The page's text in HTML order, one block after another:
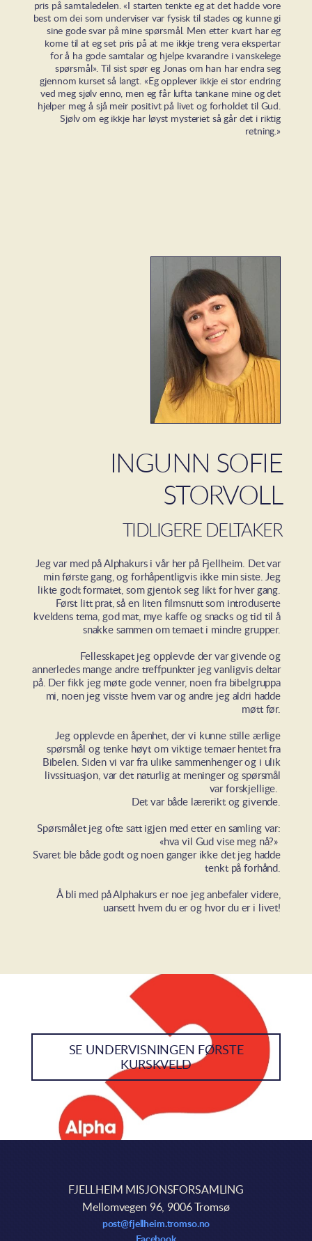
pris på samtaledelen. «I starten tenkte eg at det hadde vore
best om dei som underviser var fysisk til stades og kunne gi
sine gode svar på mine spørsmål. Men etter kvart har eg
kome til at eg set pris på at me ikkje treng vera ekspertar
for å ha gode samtalar og hjelpe kvarandre i vanskelege
spørsmål». Til sist spør eg Jonas om han har endra seg
gjennom kurset så langt. «Eg opplever ikkje ei stor endring
ved meg sjølv enno, men eg får lufta tankane mine og det
hjelper meg å sjå meir positivt på livet og forholdet til Gud.
Sjølv om eg ikkje har løyst mysteriet så går det i riktig
retning.»
INGUNN SOFIE
STORVOLL
TIDLIGERE DELTAKER
Jeg var med på Alphakurs i vår her på Fjellheim. Det var
min første gang, og forhåpentligvis ikke min siste. Jeg
likte godt formatet, som gjentok seg likt for hver gang.
Først litt prat, så en liten filmsnutt som introduserte
kveldens tema, god mat, mye kaffe og snacks og tid til å
snakke sammen om temaet i mindre grupper.
Fellesskapet jeg opplevde der var givende og
annerledes mange andre treffpunkter jeg vanligvis deltar
på. Der fikk jeg møte gode venner, noen fra bibelgruppa
mi, noen jeg visste hvem var og andre jeg aldri hadde
møtt før.
Jeg opplevde en åpenhet, der vi kunne stille ærlige
spørsmål og tenke høyt om viktige temaer hentet fra
Bibelen. Siden vi var fra ulike sammenhenger og i ulik
livssituasjon, var det naturlig at meninger og spørsmål
var forskjellige.
Det var både lærerikt og givende.
Spørsmålet jeg ofte satt igjen med etter en samling var:
«hva vil Gud vise meg nå?»
Svaret ble både godt og noen ganger ikke det jeg hadde
tenkt på forhånd.
Å bli med på Alphakurs er noe jeg anbefaler videre,
uansett hvem du er og hvor du er i livet!
SE UNDERVISNINGEN FØRSTE
KURSKVELD
FJELLHEIM MISJONSFORSAMLING
Mellomvegen 96, 9006 Tromsø
post@fjellheim.tromso.no